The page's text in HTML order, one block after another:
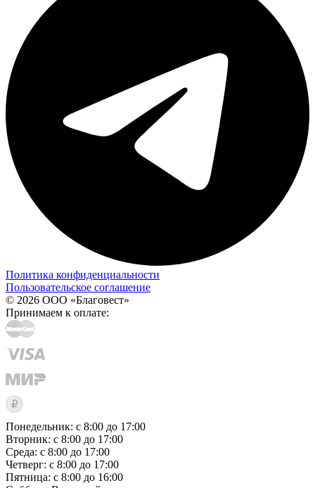
Политика конфиденциальности
Пользовательское соглашение
© 2026 ООО «Благовест»
Принимаем к оплате:
Понедельник: с 8:00 до 17:00
Вторник: с 8:00 до 17:00
Среда: с 8:00 до 17:00
Четверг: с 8:00 до 17:00
Пятница: с 8:00 до 16:00